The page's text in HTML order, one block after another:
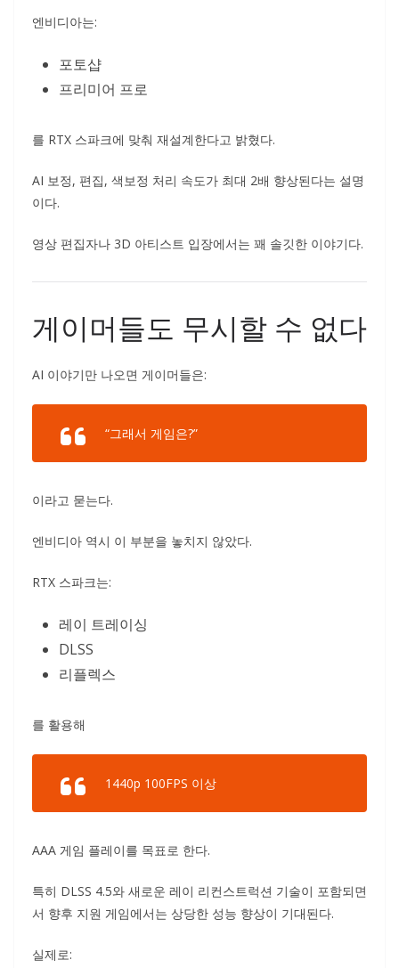
엔비디아는:
포토샵
프리미어 프로
를 RTX 스파크에 맞춰 재설계한다고 밝혔다.
AI 보정, 편집, 색보정 처리 속도가 최대 2배 향상된다는 설명
이다.
영상 편집자나 3D 아티스트 입장에서는 꽤 솔깃한 이야기다.
게이머들도 무시할 수 없다
AI 이야기만 나오면 게이머들은:
“그래서 게임은?”
이라고 묻는다.
엔비디아 역시 이 부분을 놓치지 않았다.
RTX 스파크는:
레이 트레이싱
DLSS
리플렉스
를 활용해
1440p 100FPS 이상
AAA 게임 플레이를 목표로 한다.
특히 DLSS 4.5와 새로운 레이 리컨스트럭션 기술이 포함되면
서 향후 지원 게임에서는 상당한 성능 향상이 기대된다.
실제로: